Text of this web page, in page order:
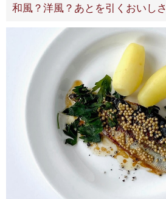
和風？洋風？あとを引くおいしさ